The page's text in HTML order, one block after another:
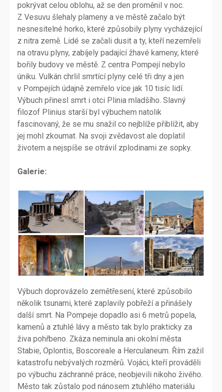
pokrývat celou oblohu, až se den proměnil v noc.
Z Vesuvu šlehaly plameny a ve městě začalo být
nesnesitelné horko, které způsobily plyny vycházející
z nitra země. Lidé se začali dusit a ty, kteří nezemřeli
na otravu plyny, zabíjely padající žhavé kameny, které
bořily budovy ve městě. Z centra Pompejí nebylo
úniku. Vulkán chrlil smrtící plyny celé tři dny a jen
v Pompejích údajně zemřelo více jak 10 tisíc lidí.
Výbuch přinesl smrt i otci Plinia mladšího. Slavný
filozof Plinius starší byl výbuchem natolik
fascinovaný, že se mu snažil co nejblíže přiblížit, aby
jej mohl zkoumat. Na svoji zvědavost ale doplatil
životem a nejspíše se otrávil zplodinami ze sopky.
Galerie:
Výbuch doprovázelo zemětřesení, které způsobilo
několik tsunami, které zaplavily pobřeží a přinášely
další smrt. Na Pompeje dopadlo asi 6 metrů popela,
kamenů a ztuhlé lávy a město tak bylo prakticky za
živa pohřbeno. Zkáza neminula ani okolní města
Stabie, Oplontis, Boscoreale a Herculaneum. Řím zažil
katastrofu nebývalých rozměrů. Vojáci, kteří prováděli
po výbuchu záchranné práce, neobjevili nikoho živého.
Město tak zůstalo pod nánosem ztuhlého materiálu